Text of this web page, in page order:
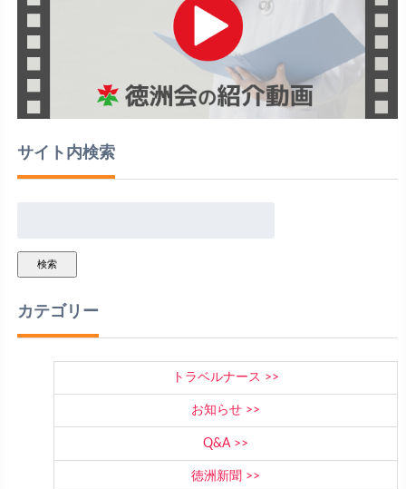
サイト内検索
検索
カテゴリー
トラベルナース
お知らせ
Q&A
徳洲新聞